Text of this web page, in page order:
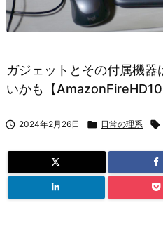
ガジェットとその付属機
いかも【AmazonFireHD10
 2024年2月26日  日常の理系 